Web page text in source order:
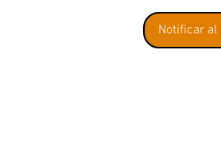
Notificar